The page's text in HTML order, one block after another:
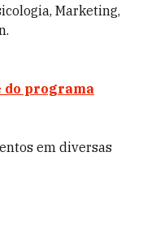
Marketing,
do programa
em diversas